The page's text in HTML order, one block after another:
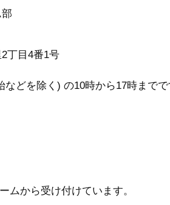
丁目4番1号
どを除く) の10時から17時まで
から受け付けています。